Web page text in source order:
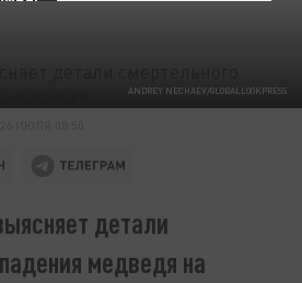
ANDREY NECHAEV/GLOBALLOOKPRESS
детали
медведя на